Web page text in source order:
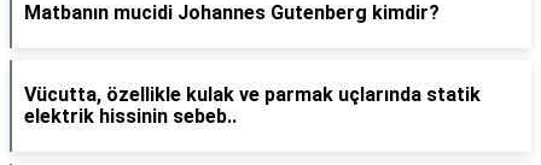
Matbanın mucidi Johannes Gutenberg kimdir?
Vücutta, özellikle kulak ve parmak uçlarında statik
elektrik hissinin sebeb..